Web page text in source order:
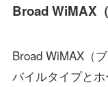
Broad WiMAX
Broad WiMAX（
バイルタイプと